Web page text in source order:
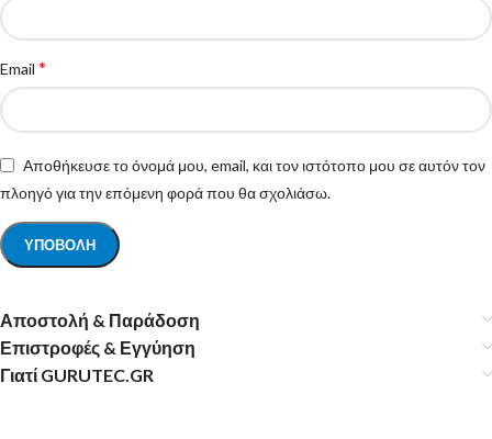
Email *
Αποθήκευσε το όνομά μου, email, και τον ιστότοπο μου σε αυτόν τον
πλοηγό για την επόμενη φορά που θα σχολιάσω.
Αποστολή & Παράδοση
Επιστροφές & Εγγύηση
Γιατί GURUTEC.GR